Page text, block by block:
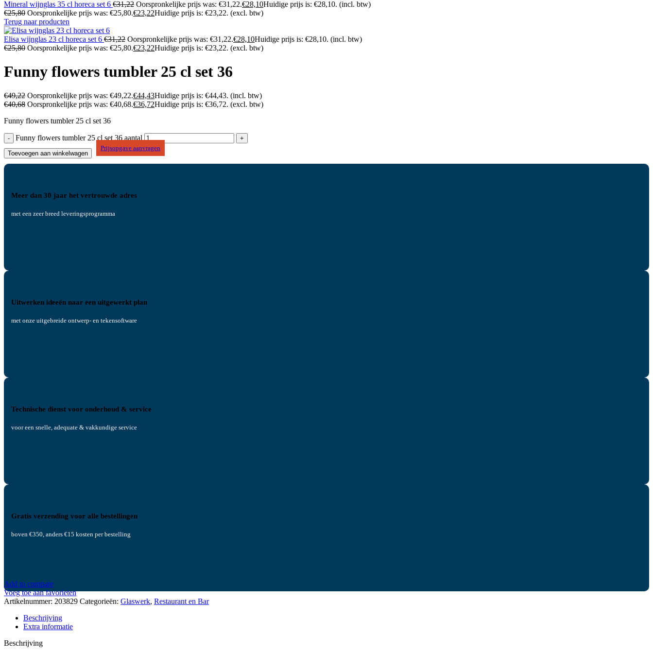
Mineral wijnglas 35 cl horeca set 6 €31,22 Oorspronkelijke prijs was: €31,22.€28,10Huidige prijs is: €28,10. (incl. btw)
€25,80 Oorspronkelijke prijs was: €25,80.€23,22Huidige prijs is: €23,22. (excl. btw)
Terug naar producten
Elisa wijnglas 23 cl horeca set 6 €31,22 Oorspronkelijke prijs was: €31,22.€28,10Huidige prijs is: €28,10. (incl. btw)
€25,80 Oorspronkelijke prijs was: €25,80.€23,22Huidige prijs is: €23,22. (excl. btw)
Funny flowers tumbler 25 cl set 36
€49,22 Oorspronkelijke prijs was: €49,22.€44,43Huidige prijs is: €44,43. (incl. btw)
€40,68 Oorspronkelijke prijs was: €40,68.€36,72Huidige prijs is: €36,72. (excl. btw)
Funny flowers tumbler 25 cl set 36
Funny flowers tumbler 25 cl set 36 aantal
Toevoegen aan winkelwagen
Prijsopgave aanvragen
Meer dan 30 jaar het vertrouwde adres
met een zeer breed leveringsprogramma
Uitwerken ideeën naar een uitgewerkt plan
met onze uitgebreide ontwerp- en tekensoftware
Technische dienst voor onderhoud & service
voor een snelle, adequate & vakkundige service
Gratis verzending voor alle bestellingen
boven €350, anders €15 kosten per bestelling
Add to compare
Voeg toe aan favorieten
Artikelnummer: 203829 Categorieën: Glaswerk, Restaurant en Bar
Beschrijving
Extra informatie
Beschrijving